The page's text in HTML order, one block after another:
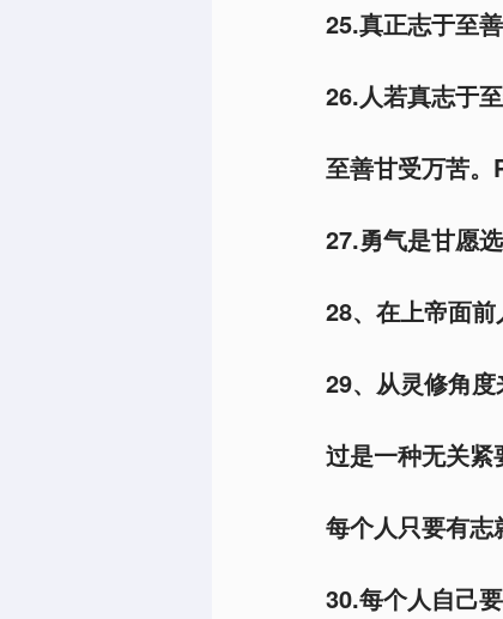
25.真正志于至
26.人若真志于
至善甘受万苦。
27.勇气是甘愿
28、在上帝面
29、从灵修角
过是一种无关
每个人只要有志
30.每个人自己